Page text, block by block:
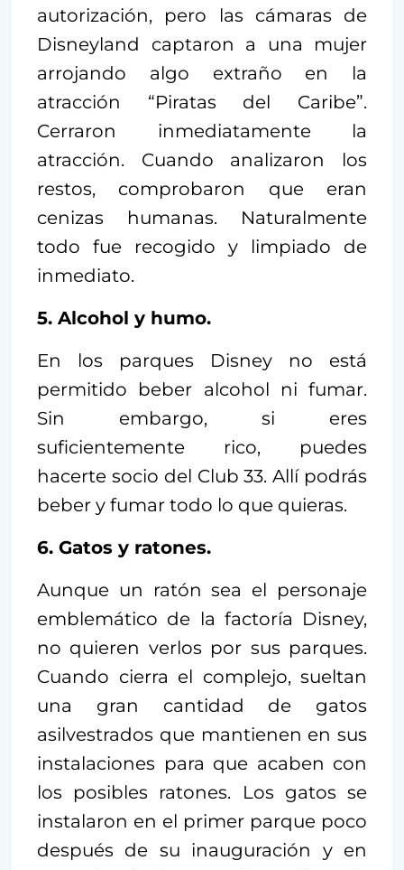
autorización, pero las cámaras de
Disneyland captaron a una mujer
arrojando algo extraño en la
atracción “Piratas del Caribe”.
Cerraron inmediatamente la
atracción. Cuando analizaron los
restos, comprobaron que eran
cenizas humanas. Naturalmente
todo fue recogido y limpiado de
inmediato.
5. Alcohol y humo.
En los parques Disney no está
permitido beber alcohol ni fumar.
Sin embargo, si eres
suficientemente rico, puedes
hacerte socio del Club 33. Allí podrás
beber y fumar todo lo que quieras.
6. Gatos y ratones.
Aunque un ratón sea el personaje
emblemático de la factoría Disney,
no quieren verlos por sus parques.
Cuando cierra el complejo, sueltan
una gran cantidad de gatos
asilvestrados que mantienen en sus
instalaciones para que acaben con
los posibles ratones. Los gatos se
instalaron en el primer parque poco
después de su inauguración y en